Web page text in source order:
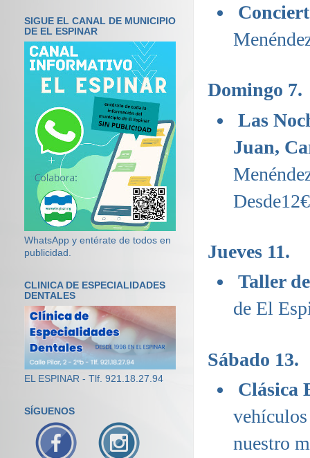
Domingo 7.
Las
Juan,
Desde12€
Jueves 11.
Taller
de El
Sábado 13.
Clásica
nuestro
SIGUE EL CANAL DE MUNICIPIO
DE EL ESPINAR
WhatsApp y entérate de todos en
publicidad.
CLINICA DE ESPECIALIDADES
DENTALES
EL ESPINAR - Tlf. 921.18.27.94
SÍGUENOS